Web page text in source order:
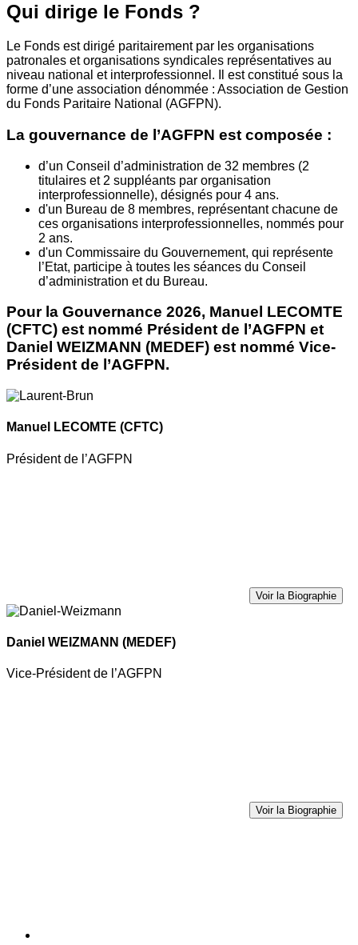
Qui dirige le Fonds ?
Le Fonds est dirigé paritairement par les organisations
patronales et organisations syndicales représentatives au
niveau national et interprofessionnel. Il est constitué sous la
forme d’une association dénommée : Association de Gestion
du Fonds Paritaire National (AGFPN).
La gouvernance de l’AGFPN est composée :
d’un Conseil d’administration de 32 membres (2
titulaires et 2 suppléants par organisation
interprofessionnelle), désignés pour 4 ans.
d'un Bureau de 8 membres, représentant chacune de
ces organisations interprofessionnelles, nommés pour
2 ans.
d'un Commissaire du Gouvernement, qui représente
l’Etat, participe à toutes les séances du Conseil
d’administration et du Bureau.
Pour la Gouvernance 2026, Manuel LECOMTE
(CFTC) est nommé Président de l’AGFPN et
Daniel WEIZMANN (MEDEF) est nommé Vice-
Président de l’AGFPN.
Manuel LECOMTE (CFTC)
Président de l’AGFPN
Voir la Biographie
Daniel WEIZMANN (MEDEF)
Vice-Président de l’AGFPN
Voir la Biographie